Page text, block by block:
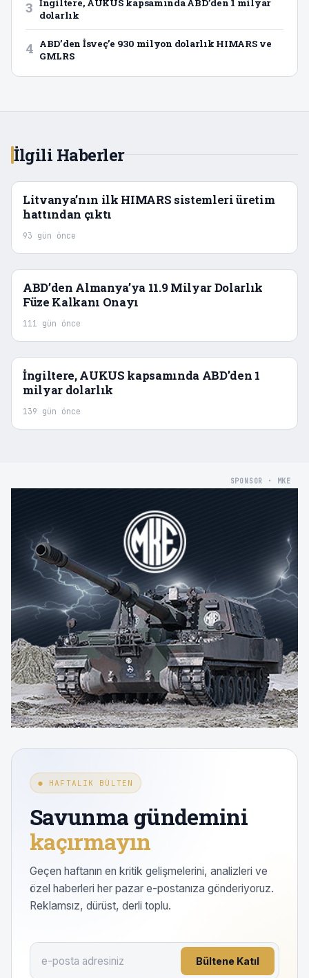
3 İngiltere, AUKUS kapsamında ABD’den 1 milyar
dolarlık
4 ABD’den İsveç’e 930 milyon dolarlık HIMARS ve
GMLRS
İlgili Haberler
Litvanya’nın ilk HIMARS sistemleri üretim
hattından çıktı
93 gün önce
ABD’den Almanya’ya 11.9 Milyar Dolarlık
Füze Kalkanı Onayı
111 gün önce
İngiltere, AUKUS kapsamında ABD’den 1
milyar dolarlık
139 gün önce
SPONSOR · MKE
● HAFTALIK BÜLTEN
Savunma gündemini
kaçırmayın
Geçen haftanın en kritik gelişmelerini, analizleri ve
özel haberleri her pazar e-postanıza gönderiyoruz.
Reklamsız, dürüst, derli toplu.
Bültene Katıl